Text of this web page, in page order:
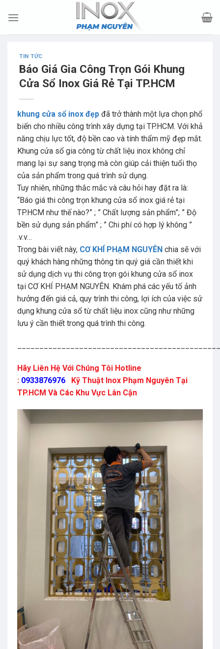
TIN TỨC
Báo Giá Gia Công Trọn Gói Khung
Cửa Sổ Inox Giá Rẻ Tại TP.HCM
khung cửa sổ inox đẹp đã trở thành một lựa chọn phổ
biến cho nhiều công trình xây dựng tại TP.HCM. Với khả
năng chịu lực tốt, độ bền cao và tính thẩm mỹ đẹp mắt.
Khung cửa sổ gia công từ chất liệu inox không chỉ
mang lại sự sang trọng mà còn giúp cải thiện tuổi thọ
của sản phẩm trong quá trình sử dụng.
Tuy nhiên, những thắc mắc và câu hỏi hay đặt ra là:
“Báo giá thi công trọn khung cửa sổ inox giá rẻ tại
TP.HCM như thế nào?” ; ” Chất lượng sản phẩm”; ” Độ
bền sử dụng sản phẩm” ; ” Chi phí có hợp lý không ”
.v.v…
Trong bài viết này, CƠ KHÍ PHẠM NGUYÊN chia sẽ với
quý khách hàng những thông tin quý giá cần thiết khi
sử dụng dịch vụ thi công trọn gói khung cửa sổ inox
tại CƠ KHÍ PHẠM NGUYÊN. Khám phá các yếu tố ảnh
hưởng đến giá cả, quy trình thi công, lợi ích của việc sử
dụng khung cửa sổ từ chất liệu inox cũng như những
lưu ý cần thiết trong quá trình thi công.
Hãy Liên Hệ Với Chúng Tôi Hotline
: 0933876976
Kỹ Thuật Inox Phạm Nguyên Tại
TP.HCM Và Các Khu Vực Lân Cận